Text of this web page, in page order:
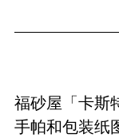
福砂屋「卡斯
手帕和包装纸